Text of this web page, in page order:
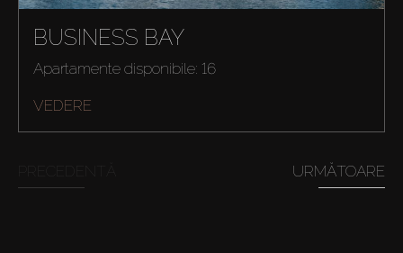
Cumpărați
BUSINESS BAY
Apartamente disponibile: 16
VEDERE
URMĂTOARE